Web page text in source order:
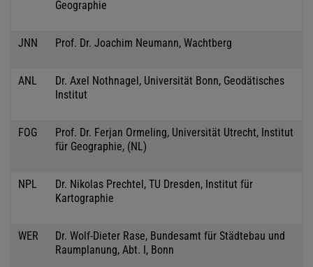
Geographie
JNN Prof. Dr. Joachim Neumann, Wachtberg
ANL
Dr. Axel Nothnagel, Universität Bonn, Geodätisches
Institut
FOG
Prof. Dr. Ferjan Ormeling, Universität Utrecht, Institut
für Geographie, (NL)
NPL
Dr. Nikolas Prechtel, TU Dresden, Institut für
Kartographie
WER
Dr. Wolf-Dieter Rase, Bundesamt für Städtebau und
Raumplanung, Abt. I, Bonn